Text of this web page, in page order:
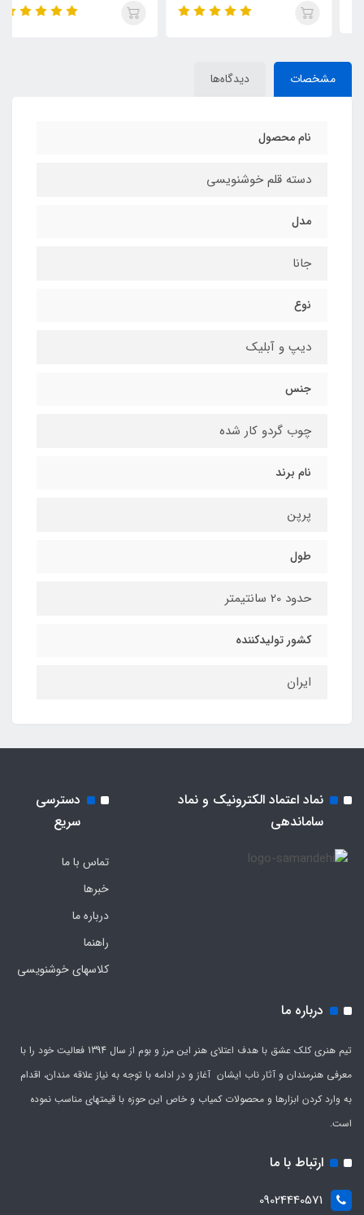
مشخصات دیدگاه‌ها
نام محصول
دسته قلم خوشنویسی
مدل
جانا
نوع
دیپ و آبلیک
جنس
چوب گردو کار شده
نام برند
پرپن
طول
حدود 20 سانتیمتر
کشور تولیدکننده
ایران
نماد اعتماد الکترونیک و نماد
ساماندهی
دسترسی
سریع
تماس با ما
خبرها
درباره ما
راهنما
کلاسهای خوشنویسی
درباره ما
تیم هنری کلک عشق با هدف اعتلای هنر این مرز و بوم از سال 1394 فعالیت خود را با
معرفی هنرمندان و آثار ناب ایشان آغاز و در ادامه با توجه به نیاز علاقه مندان، اقدام
به وارد کردن ابزارها و محصولات کمیاب و خاص این حوزه با قیمتهای مناسب نموده
است.
ارتباط با ما
09024440571